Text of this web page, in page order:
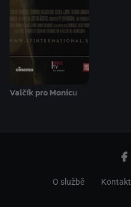
Valčík pro Monicu
O službě Kontakt